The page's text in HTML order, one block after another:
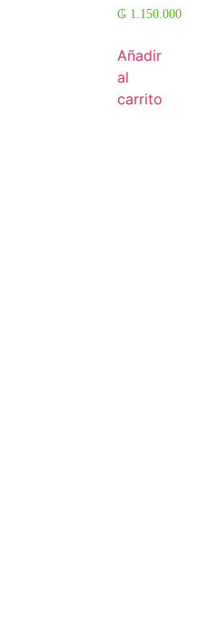
₲ 1.150.000
Añadir
al
carrito